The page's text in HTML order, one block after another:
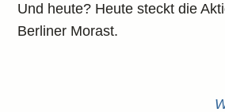
Und heute? Heute steckt die
Berliner Morast.